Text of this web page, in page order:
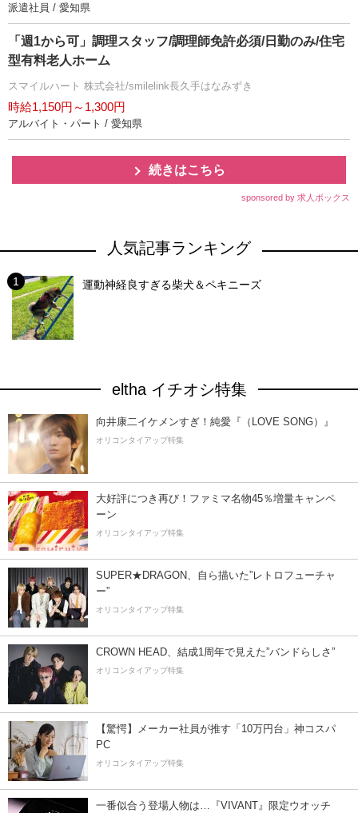
派遣社員 / 愛知県
「週1から可」調理スタッフ/調理師免許必須/日勤のみ/住宅
型有料老人ホーム
スマイルハート 株式会社/smilelink長久手はなみずき
時給1,150円～1,300円
アルバイト・パート / 愛知県
続きはこちら
sponsored by 求人ボックス
人気記事ランキング
運動神経良すぎる柴犬＆ペキニーズ
eltha イチオシ特集
向井康二イケメンすぎ！純愛『（LOVE SONG）』
オリコンタイアップ特集
大好評につき再び！ファミマ名物45％増量キャンペ
ーン
オリコンタイアップ特集
SUPER★DRAGON、自ら描いた”レトロフューチャ
ー”
オリコンタイアップ特集
CROWN HEAD、結成1周年で見えた”バンドらしさ”
オリコンタイアップ特集
【驚愕】メーカー社員が推す「10万円台」神コスパ
PC
オリコンタイアップ特集
一番似合う登場人物は…『VIVANT』限定ウオッチ